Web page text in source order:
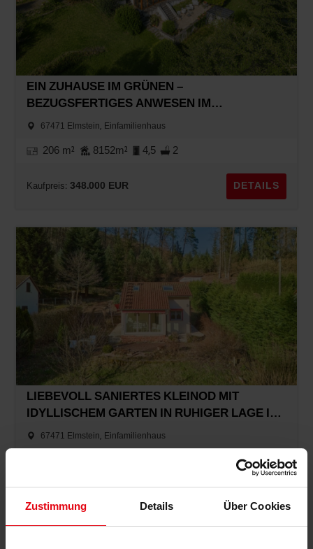
Zustimmung Details Über Cookies
EIN ZUHAUSE IM GRÜNEN –
BEZUGSFERTIGES ANWESEN IM
PFÄLZERWALD MIT TRAUMHAFTEM GARTEN
67471 Elmstein, Einfamilienhaus
206 m² 8152m² 4,5 2
Kaufpreis: 348.000 EUR DETAILS
LIEBEVOLL SANIERTES KLEINOD MIT
IDYLLISCHEM GARTEN IN RUHIGER LAGE IM
PFÄLZERWALD
67471 Elmstein, Einfamilienhaus